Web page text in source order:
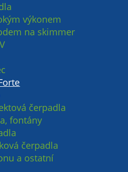
výkonem
na skimmer
čerpadla
fontány
čerpadla
a ostatní